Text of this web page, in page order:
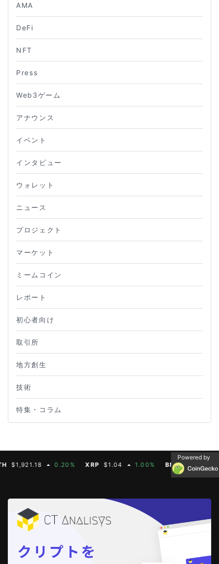
AMA
DeFi
NFT
Press
Web3ゲーム
アナウンス
イベント
インタビュー
ウォレット
ニュース
プロジェクト
マーケット
ミームコイン
レポート
初心者向け
取引所
地方創生
技術
特集・コラム
0.20% XRP $1.04 1.00% BNB $604.50
Powered by